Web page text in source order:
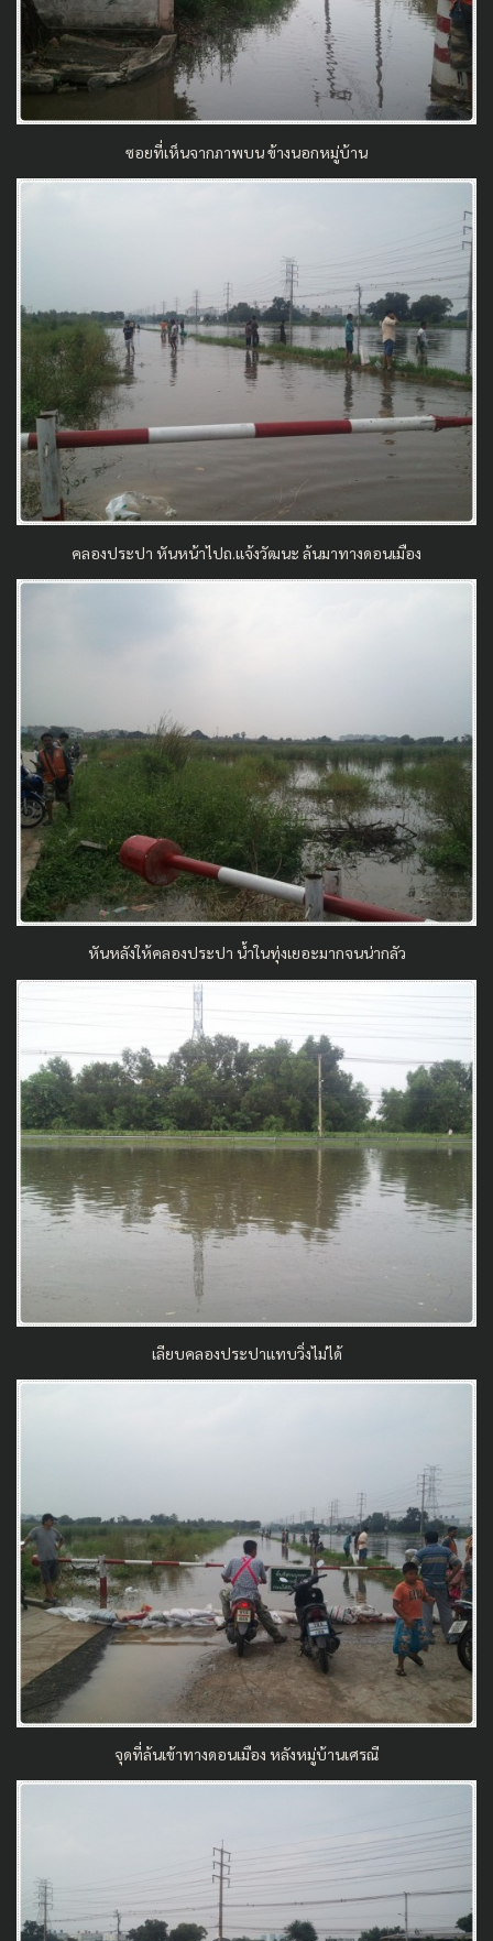
ซอยที่เห็นจากภาพบน ข้างนอกหมู่บ้าน
คลองประปา หันหน้าไปถ.แจ้งวัฒนะ ล้นมาทางดอนเมือง
หันหลังให้คลองประปา น้ำในทุ่งเยอะมากจนน่ากลัว
เลียบคลองประปาแทบวิ่งไม่ได้
จุดที่ล้นเข้าทางดอนเมือง หลังหมู่บ้านเศรณี